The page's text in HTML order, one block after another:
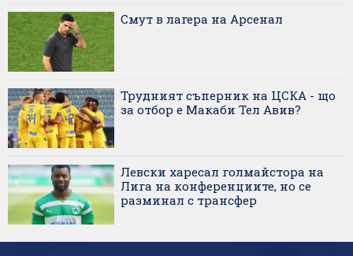
Смут в лагера на Арсенал
Трудният съперник на ЦСКА - що
за отбор е Макаби Тел Авив?
Левски харесал голмайстора на
Лига на конференциите, но се
разминал с трансфер